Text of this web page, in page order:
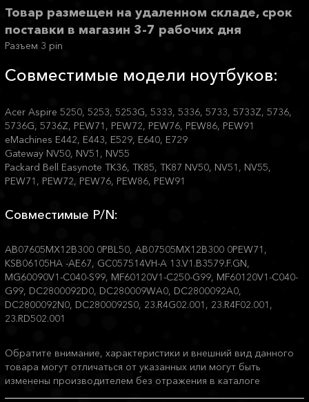
Товар размещен на удаленном складе, срок
поставки в магазин 3-7 рабочих дня
Разъем 3 pin
Совместимые модели ноутбуков:
Acer Aspire 5250, 5253, 5253G, 5333, 5336, 5733, 5733Z, 5736,
5736G, 5736Z, PEW71, PEW72, PEW76, PEW86, PEW91
eMachines E442, E443, E529, E640, E729
Gateway NV50, NV51, NV55
Packard Bell Easynote TK36, TK85, TK87 NV50, NV51, NV55,
PEW71, PEW72, PEW76, PEW86, PEW91
Совместимые P/N:
AB07605MX12B300 0PBL50, AB07505MX12B300 0PEW71,
KSB06105HA -AE67, GC057514VH-A 13.V1.B3579.F.GN,
MG60090V1-C040-S99, MF60120V1-C250-G99, MF60120V1-C040-
G99, DC2800092D0, DC280009WA0, DC2800092A0,
DC2800092N0, DC2800092S0, 23.R4G02.001, 23.R4F02.001,
23.RD502.001
Обратите внимание, характеристики и внешний вид данного
товара могут отличаться от указанных или могут быть
изменены производителем без отражения в каталоге